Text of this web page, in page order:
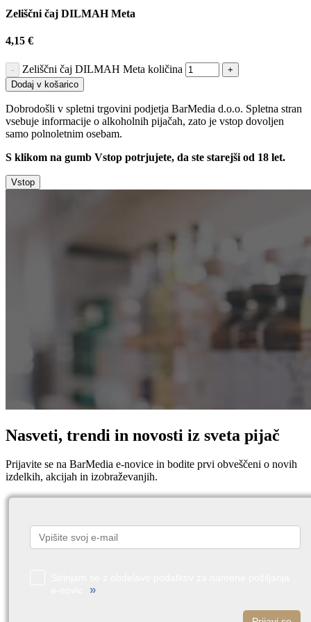
Zeliščni čaj DILMAH Meta
4,15 €
- Zeliščni čaj DILMAH Meta količina
+
Dodaj v košarico
Dobrodošli v spletni trgovini podjetja BarMedia d.o.o. Spletna stran
vsebuje informacije o alkoholnih pijačah, zato je vstop dovoljen
samo polnoletnim osebam.
S klikom na gumb Vstop potrjujete, da ste starejši od 18 let.
Vstop
Nasveti, trendi in novosti iz sveta pijač
Prijavite se na BarMedia e-novice in bodite prvi obveščeni o novih
izdelkih, akcijah in izobraževanjih.
»